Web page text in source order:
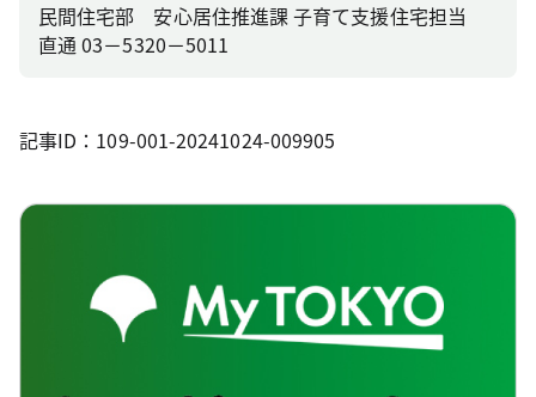
民間住宅部 安心居住推進課 子育て支援住宅担当
直通 03－5320－5011
記事ID：109-001-20241024-009905